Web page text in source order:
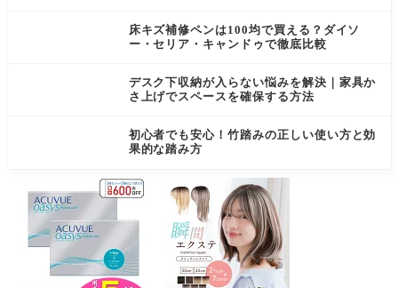
床キズ補修ペンは100均で買える？ダイソ
ー・セリア・キャンドゥで徹底比較
デスク下収納が入らない悩みを解決｜家具か
さ上げでスペースを確保する方法
初心者でも安心！竹踏みの正しい使い方と効
果的な踏み方